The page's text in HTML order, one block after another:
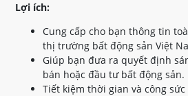
Lợi ích:
Cung cấp cho bạn thông tin
thị trường bất động sản Việt
Giúp bạn đưa ra quyết định
bán hoặc đầu tư bất động sản.
Tiết kiệm thời gian và công